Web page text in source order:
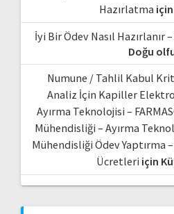
Hazırlatma için
İyi Bir Ödev Nasıl Hazırlanır
Doğu
Numune / Tahlil Kabul
Analiz İçin Kapiller
Ayırma Teknolojisi –
Mühendisliği – Ayırma
Mühendisliği Ödev Yaptırma
Ücretleri için